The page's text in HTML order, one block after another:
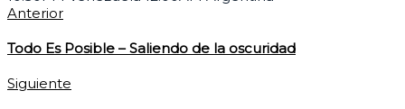
Anterior
Todo Es Posible – Saliendo de la oscuridad
Siguiente